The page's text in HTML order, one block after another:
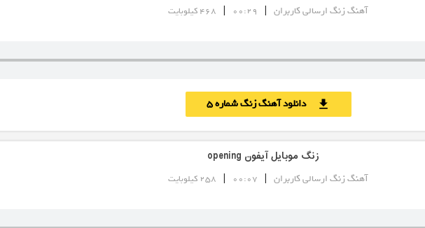
آهنگ زنگ ارسالی کاربران |
00:29
| 468 کیلوبایت
download دانلود آهنگ زنگ شماره 5
زنگ موبایل آیفون opening
آهنگ زنگ ارسالی کاربران |
00:07
| 258 کیلوبایت